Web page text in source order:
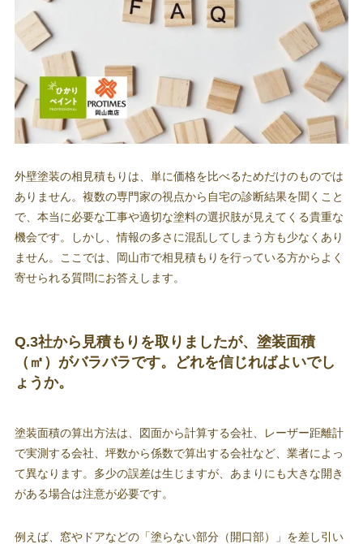
外壁塗装の相見積もりは、単に価格を比べるためだけのものでは
ありません。複数の専門家の視点から自宅の診断結果を聞くこと
で、本当に必要な工事や適切な塗料の選択肢が見えてくる貴重な
機会です。しかし、情報の多さに混乱してしまう方も少なくあり
ません。ここでは、岡山市で相見積もりを行っている方からよく
寄せられる質問にお答えします。
Q.3社から見積もりを取りましたが、塗装面積
（㎡）がバラバラです。どれを信じればよいでし
ょうか。
塗装面積の算出方法は、図面から計算する会社、レーザー距離計
で実測する会社、坪数から係数で算出する会社など、業者によっ
て異なります。多少の誤差は生じますが、あまりにも大きな開き
がある場合は注意が必要です。
例えば、窓やドアなどの「塗らない部分（開口部）」を差し引い